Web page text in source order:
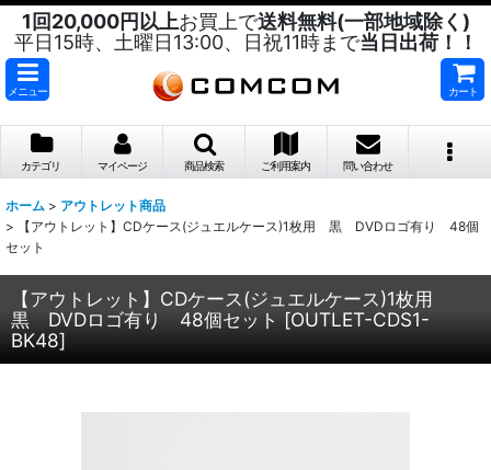
1回20,000円以上お買上で送料無料(一部地域除く)
平日15時、土曜日13:00、日祝11時まで当日出荷！！
メニュー カート
カテゴリ マイページ 商品検索 ご利用案内 問い合わせ
ホーム > アウトレット商品
>
【アウトレット】CDケース(ジュエルケース)1枚用 黒 DVDロゴ有り 48個
セット
【アウトレット】CDケース(ジュエルケース)1枚用
黒 DVDロゴ有り 48個セット [OUTLET-CDS1-
BK48]